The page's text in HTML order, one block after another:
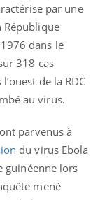
par une
dans le
318 cas
de la RDC
au virus.
parvenus à
du virus Ebola
guinéenne lors
mené